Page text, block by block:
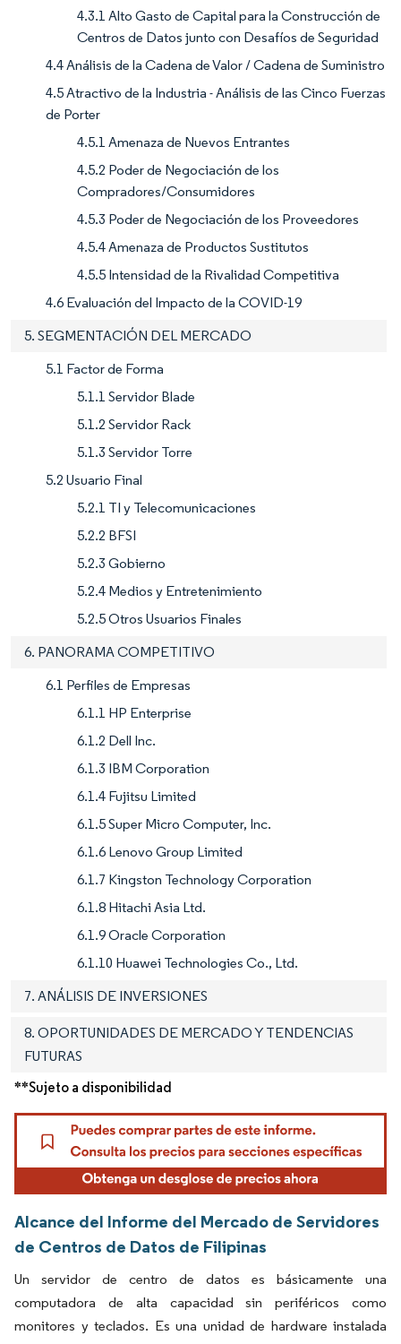
4.3.1 Alto Gasto de Capital para la Construcción de
Centros de Datos junto con Desafíos de Seguridad
4.4 Análisis de la Cadena de Valor / Cadena de Suministro
4.5 Atractivo de la Industria - Análisis de las Cinco Fuerzas
de Porter
4.5.1 Amenaza de Nuevos Entrantes
4.5.2 Poder de Negociación de los
Compradores/Consumidores
4.5.3 Poder de Negociación de los Proveedores
4.5.4 Amenaza de Productos Sustitutos
4.5.5 Intensidad de la Rivalidad Competitiva
4.6 Evaluación del Impacto de la COVID-19
5. SEGMENTACIÓN DEL MERCADO
5.1 Factor de Forma
5.1.1 Servidor Blade
5.1.2 Servidor Rack
5.1.3 Servidor Torre
5.2 Usuario Final
5.2.1 TI y Telecomunicaciones
5.2.2 BFSI
5.2.3 Gobierno
5.2.4 Medios y Entretenimiento
5.2.5 Otros Usuarios Finales
6. PANORAMA COMPETITIVO
6.1 Perfiles de Empresas
6.1.1 HP Enterprise
6.1.2 Dell Inc.
6.1.3 IBM Corporation
6.1.4 Fujitsu Limited
6.1.5 Super Micro Computer, Inc.
6.1.6 Lenovo Group Limited
6.1.7 Kingston Technology Corporation
6.1.8 Hitachi Asia Ltd.
6.1.9 Oracle Corporation
6.1.10 Huawei Technologies Co., Ltd.
7. ANÁLISIS DE INVERSIONES
8. OPORTUNIDADES DE MERCADO Y TENDENCIAS
FUTURAS
**Sujeto a disponibilidad
Alcance del Informe del Mercado de Servidores
de Centros de Datos de Filipinas
Un servidor de centro de datos es básicamente una
computadora de alta capacidad sin periféricos como
monitores y teclados. Es una unidad de hardware instalada